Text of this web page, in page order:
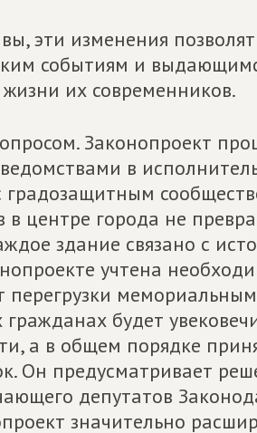
эти изменения
событиям и
их современников.
Законопроект
в
градозащитным
центре города не
здание связано с
учтена
перегрузки
будет
а в общем порядке
Он предусматривает
депутатов
значительно